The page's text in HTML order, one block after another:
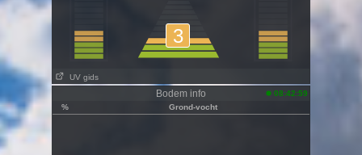
3
UV gids
Bodem info
08:42:59
%
Grond-vocht